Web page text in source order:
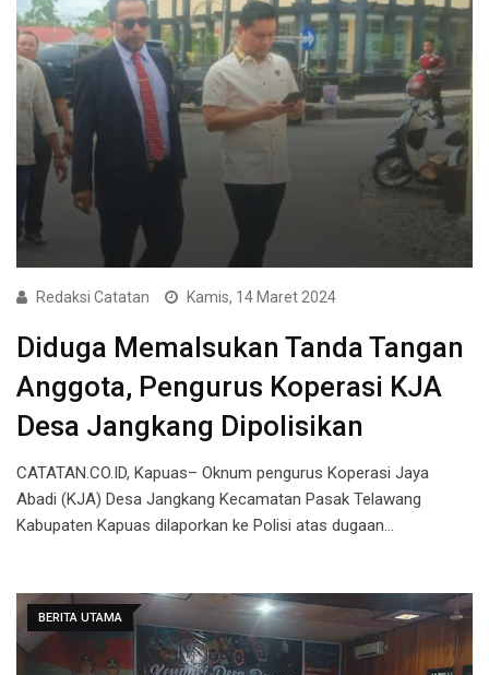
Redaksi Catatan Kamis, 14 Maret 2024
Diduga Memalsukan Tanda Tangan
Anggota, Pengurus Koperasi KJA
Desa Jangkang Dipolisikan
CATATAN.CO.ID, Kapuas– Oknum pengurus Koperasi Jaya
Abadi (KJA) Desa Jangkang Kecamatan Pasak Telawang
Kabupaten Kapuas dilaporkan ke Polisi atas dugaan…
BERITA UTAMA